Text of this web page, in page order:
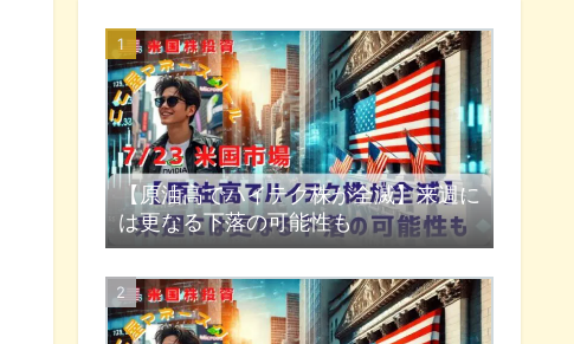
【原油高でハイテク株が全滅】来週に
は更なる下落の可能性も